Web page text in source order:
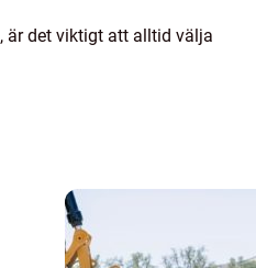
är det viktigt att alltid välja